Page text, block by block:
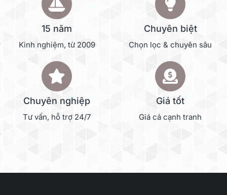
15 năm
Kinh nghiệm, từ 2009
Chuyên biệt
Chọn lọc & chuyên sâu
Chuyên nghiệp
Tư vấn, hỗ trợ 24/7
Giá tốt
Giá cả cạnh tranh